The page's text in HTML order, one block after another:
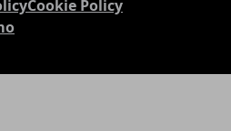
Cookie Policy